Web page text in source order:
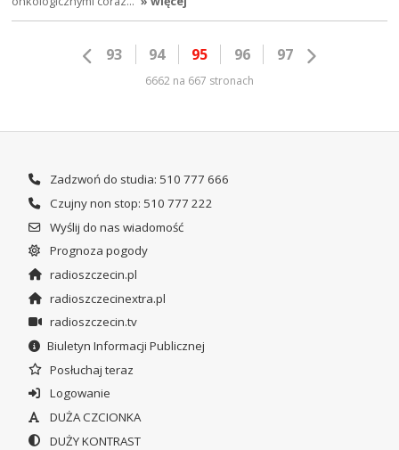
93 94 95 96 97
6662 na 667 stronach
Zadzwoń do studia: 510 777 666
Czujny non stop: 510 777 222
Wyślij do nas wiadomość
Prognoza pogody
radioszczecin.pl
radioszczecinextra.pl
radioszczecin.tv
Biuletyn Informacji Publicznej
Posłuchaj teraz
Logowanie
DUŻA CZCIONKA
DUŻY KONTRAST